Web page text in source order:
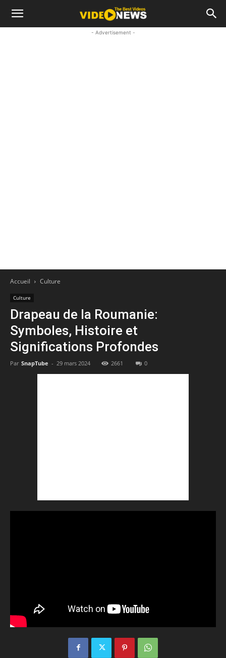
- Advertisement -
Accueil Culture
Culture
Drapeau de la Roumanie:
Symboles, Histoire et
Significations Profondes
Par SnapTube - 29 mars 2024 2661 0